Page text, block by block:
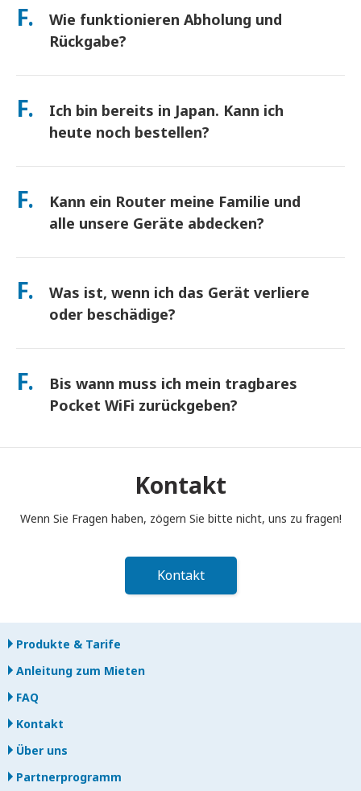
Geschwindigkeitsdrosselungen an. Sie können den ganzen Tag
so viele Daten nutzen, wie Sie möchten. (Wie bei jedem
Mobilfunknetz kann es zu vorübergehenden Überlastungen
richtlinienbasierten Drosselung kommen, schreiben wir Ihnen
die Miete gut.
F.
Wie funktionieren Abholung und
Rückgabe?
Abholung an Hauptflughäfen oder wählen Sie
Ein vorfrankierter Rücksendeumschlag ist inbegriffen – werfen
Sie ihn einfach in einen beliebigen Postkasten in Japan. Kein
Papierkram, keine Warteschlangen am Schalter.
F.
Ich bin bereits in Japan. Kann ich
heute noch bestellen?
Ja. Eine Abholung am selben Tag am Flughafen ist verfügbar.
nächsten Tag an. Wenn Sie sich nicht sicher sind, kontaktieren
Sie uns, und wir bestätigen die schnellste Option für Ihre
Region.
F.
Kann ein Router meine Familie und
alle unsere Geräte abdecken?
verbinden Sie bis zu 10 Geräte gleichzeitig (Telefone, Tablets,
kostenlose Powerbank für den ganztägigen Gebrauch bei.
F.
Was ist, wenn ich das Gerät verliere
oder beschädige?
Sie können beim Checkout eine Versicherung hinzufügen, um
Ersatzgebühr an. Wenn etwas passiert, kontaktieren Sie uns
sofort – wir helfen Ihnen, verbunden zu bleiben.
F.
Bis wann muss ich mein tragbares
Pocket WiFi zurückgeben?
Postkasten einwerfen. Bei verspäteter Rückgabe werden
Ihnen Gebühren berechnet.Kontakt
Wenn Sie Fragen haben, zögern Sie bitte nicht, uns zu fragen!
Kontakt
Produkte & Tarife
Anleitung zum Mieten
FAQ
Kontakt
Über uns
Partnerprogramm